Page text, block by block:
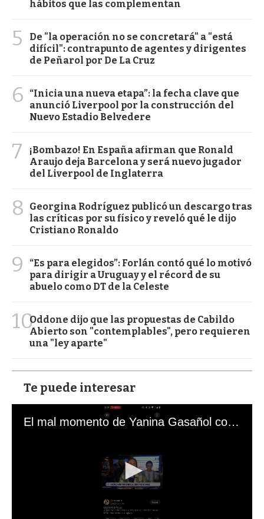
hábitos que las complementan
5
De "la operación no se concretará" a "está
difícil": contrapunto de agentes y dirigentes
de Peñarol por De La Cruz
6
“Inicia una nueva etapa”: la fecha clave que
anunció Liverpool por la construcción del
Nuevo Estadio Belvedere
7
¡Bombazo! En España afirman que Ronald
Araujo deja Barcelona y será nuevo jugador
del Liverpool de Inglaterra
8
Georgina Rodríguez publicó un descargo tras
las críticas por su físico y reveló qué le dijo
Cristiano Ronaldo
9
“Es para elegidos”: Forlán contó qué lo motivó
para dirigir a Uruguay y el récord de su
abuelo como DT de la Celeste
10Oddone dijo que las propuestas de Cabildo
Abierto son "contemplables", pero requieren
una "ley aparte"
Te puede interesar
El mal momento de Yanina Gasañol con un hincha argentino en "Subrayado"